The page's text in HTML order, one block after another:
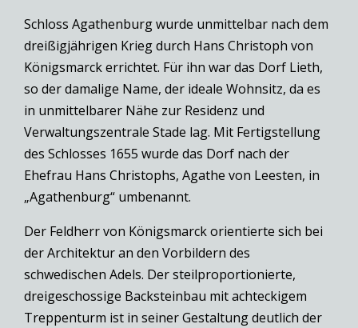
Schloss Agathenburg wurde unmittelbar nach dem
dreißigjährigen Krieg durch Hans Christoph von
Königsmarck errichtet. Für ihn war das Dorf Lieth,
so der damalige Name, der ideale Wohnsitz, da es
in unmittelbarer Nähe zur Residenz und
Verwaltungszentrale Stade lag. Mit Fertigstellung
des Schlosses 1655 wurde das Dorf nach der
Ehefrau Hans Christophs, Agathe von Leesten, in
„Agathenburg“ umbenannt.
Der Feldherr von Königsmarck orientierte sich bei
der Architektur an den Vorbildern des
schwedischen Adels. Der steilproportionierte,
dreigeschossige Backsteinbau mit achteckigem
Treppenturm ist in seiner Gestaltung deutlich der